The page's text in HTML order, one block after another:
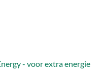
- voor extra energie